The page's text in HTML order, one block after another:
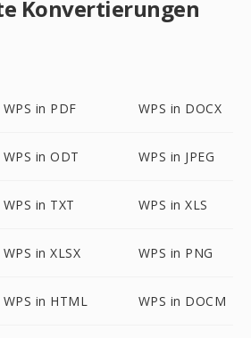
Konvertierungen
WPS in PDF WPS in DOCX
WPS in ODT WPS in JPEG
WPS in TXT WPS in XLS
WPS in XLSX WPS in PNG
WPS in HTML WPS in DOCM